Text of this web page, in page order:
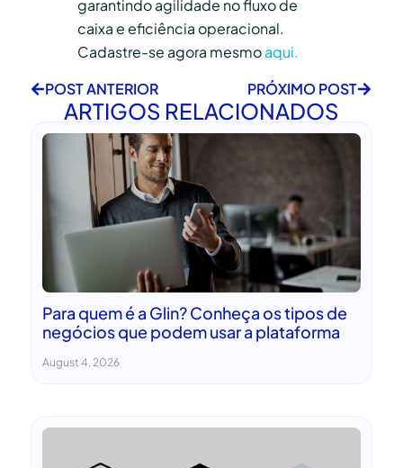
garantindo agilidade no fluxo de
caixa e eficiência operacional.
Cadastre-se agora mesmoaqui.
POST ANTERIOR
PRÓXIMO POST
ARTIGOS RELACIONADOS
Para quem é a Glin? Conheça os tipos de
negócios que podem usar a plataforma
August 4, 2026